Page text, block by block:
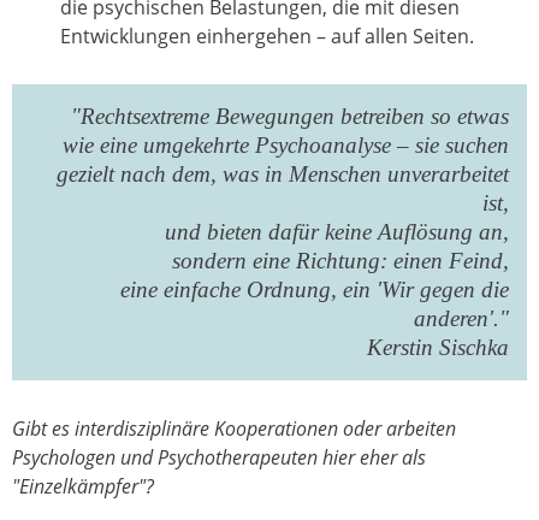
die psychischen Belastungen, die mit diesen
Entwicklungen einhergehen – auf allen Seiten.
"Rechtsextreme Bewegungen betreiben so etwas
wie eine umgekehrte Psychoanalyse – sie suchen
gezielt nach dem, was in Menschen unverarbeitet
ist,
und bieten dafür keine Auflösung an,
sondern eine Richtung: einen Feind,
eine einfache Ordnung, ein 'Wir gegen die
anderen'."
Kerstin Sischka
Gibt es interdisziplinäre Kooperationen oder arbeiten
Psychologen und Psychotherapeuten hier eher als
"Einzelkämpfer"?